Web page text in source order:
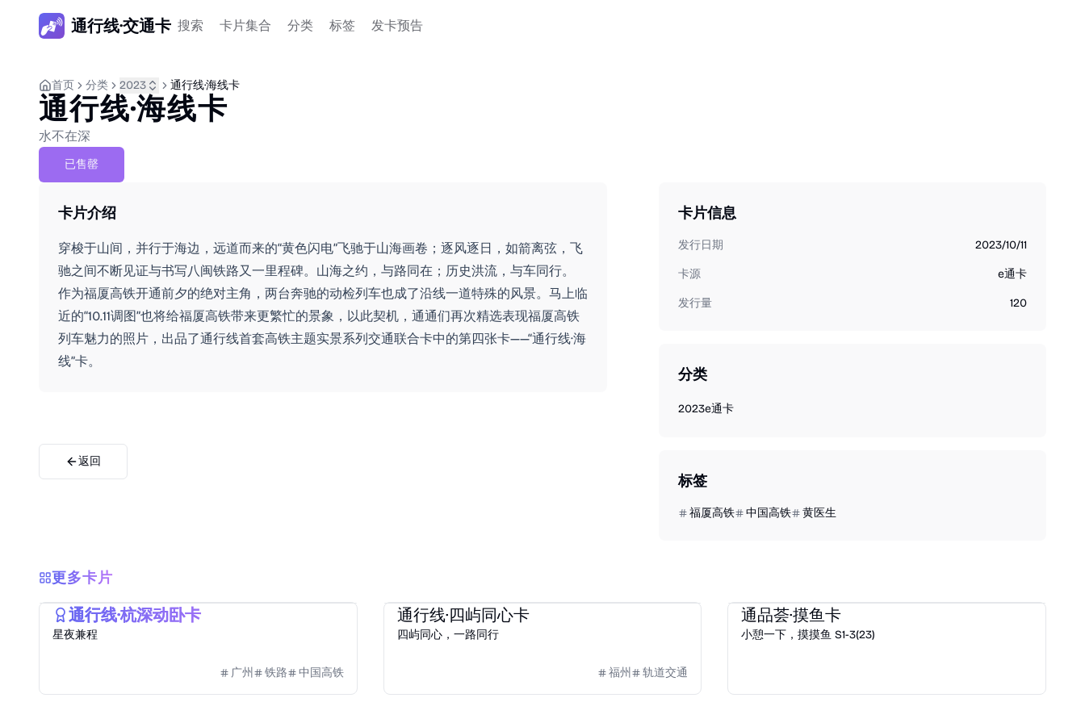
通行线·交通卡 搜索 卡片集合 分类 标签 发卡预告
首页 分类 2023 通行线·海线卡
通行线·海线卡
水不在深
已售罄
卡片介绍
穿梭于山间，并行于海边，远道而来的“黄色闪电”飞驰于山海画卷；逐风逐日，如箭离弦，飞
驰之间不断见证与书写八闽铁路又一里程碑。山海之约，与路同在；历史洪流，与车同行。
作为福厦高铁开通前夕的绝对主角，两台奔驰的动检列车也成了沿线一道特殊的风景。马上临
近的“10.11调图”也将给福厦高铁带来更繁忙的景象，以此契机，通通们再次精选表现福厦高铁
列车魅力的照片，出品了通行线首套高铁主题实景系列交通联合卡中的第四张卡——“通行线·海
线”卡。
返回
卡片信息
发行日期 2023/10/11
卡源 e通卡
发行量 120
分类
2023e通卡
标签
福厦高铁 中国高铁 黄医生
更多卡片
2025 e通卡
通行线·杭深动卧卡
星夜兼程
广州 铁路 中国高铁
通行线·四屿同心卡
四屿同心，一路同行
福州 轨道交通
通品荟·摸鱼卡
小憩一下，摸摸鱼 S1-3(23)